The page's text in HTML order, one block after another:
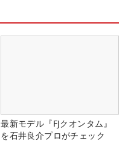
最新モデル『FJクオンタム』
を石井良介プロがチェック